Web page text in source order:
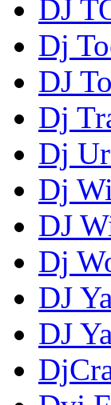
DJ
Dj
DJ
Dj
Dj
Dj
DJ
Dj
DJ
DJ